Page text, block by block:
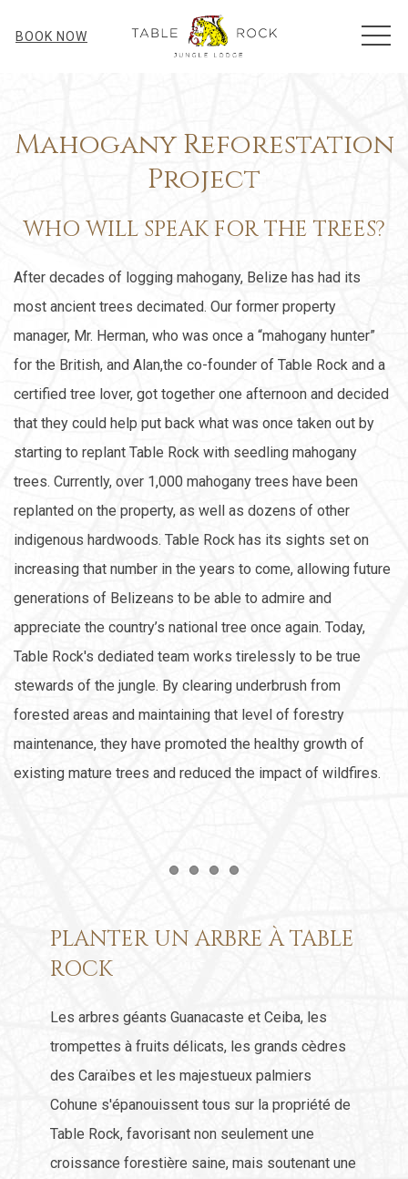
BOOK NOW
Mahogany Reforestation
Project
WHO WILL SPEAK FOR THE TREES?
After decades of logging mahogany, Belize has had its
most ancient trees decimated. Our former property
manager, Mr. Herman, who was once a “mahogany hunter”
for the British, and Alan,the co-founder of Table Rock and a
certified tree lover, got together one afternoon and decided
that they could help put back what was once taken out by
starting to replant Table Rock with seedling mahogany
trees. Currently, over 1,000 mahogany trees have been
replanted on the property, as well as dozens of other
indigenous hardwoods. Table Rock has its sights set on
increasing that number in the years to come, allowing future
generations of Belizeans to be able to admire and
appreciate the country’s national tree once again. Today,
Table Rock's dediated team works tirelessly to be true
stewards of the jungle. By clearing underbrush from
forested areas and maintaining that level of forestry
maintenance, they have promoted the healthy growth of
existing mature trees and reduced the impact of wildfires.
Item 1Item 2Item 3
PLANTER UN ARBRE À TABLE
ROCK
Les arbres géants Guanacaste et Ceiba, les
trompettes à fruits délicats, les grands cèdres
des Caraïbes et les majestueux palmiers
Cohune s'épanouissent tous sur la propriété de
Table Rock, favorisant non seulement une
croissance forestière saine, mais soutenant une